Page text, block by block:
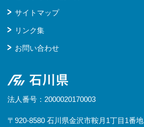
サイトマップ
リンク集
お問い合わせ
石川県
法人番号：2000020170003
〒920-8580 石川県金沢市鞍月1丁目1番地